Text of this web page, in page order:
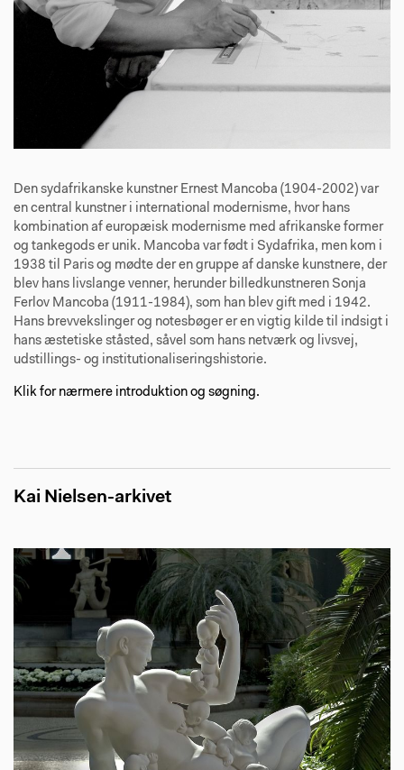
Den sydafrikanske kunstner Ernest Mancoba (1904-2002) var
en central kunstner i international modernisme, hvor hans
kombination af europæisk modernisme med afrikanske former
og tankegods er unik. Mancoba var født i Sydafrika, men kom i
1938 til Paris og mødte der en gruppe af danske kunstnere, der
blev hans livslange venner, herunder billedkunstneren Sonja
Ferlov Mancoba (1911-1984), som han blev gift med i 1942.
Hans brevvekslinger og notesbøger er en vigtig kilde til indsigt i
hans æstetiske ståsted, såvel som hans netværk og livsvej,
udstillings- og institutionaliseringshistorie.
Klik for nærmere introduktion og søgning.
Kai Nielsen-arkivet